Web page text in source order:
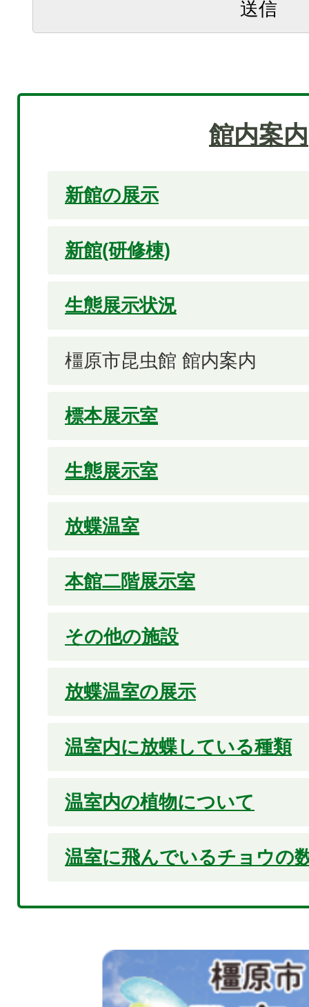
館内案内
新館の展示
新館(研修棟)
生態展示状況
橿原市昆虫館 館内案内
標本展示室
生態展示室
放蝶温室
本館二階展示室
その他の施設
放蝶温室の展示
温室内に放蝶している種類
温室内の植物について
温室に飛んでいるチョウの
2
枚